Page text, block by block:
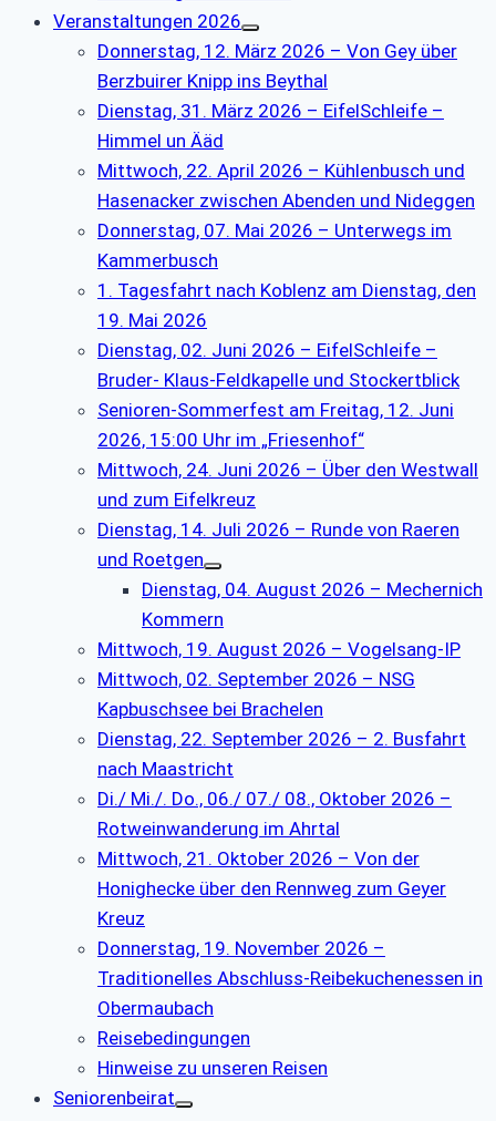
Veranstaltungen 2026
Donnerstag, 12. März 2026 – Von Gey über
Berzbuirer Knipp ins Beythal
Dienstag, 31. März 2026 – EifelSchleife –
Himmel un Ääd
Mittwoch, 22. April 2026 – Kühlenbusch und
Hasenacker zwischen Abenden und Nideggen
Donnerstag, 07. Mai 2026 – Unterwegs im
Kammerbusch
1. Tagesfahrt nach Koblenz am Dienstag, den
19. Mai 2026
Dienstag, 02. Juni 2026 – EifelSchleife –
Bruder- Klaus-Feldkapelle und Stockertblick
Senioren-Sommerfest am Freitag, 12. Juni
2026, 15:00 Uhr im „Friesenhof“
Mittwoch, 24. Juni 2026 – Über den Westwall
und zum Eifelkreuz
Dienstag, 14. Juli 2026 – Runde von Raeren
und Roetgen
Dienstag, 04. August 2026 – Mechernich
Kommern
Mittwoch, 19. August 2026 – Vogelsang-IP
Mittwoch, 02. September 2026 – NSG
Kapbuschsee bei Brachelen
Dienstag, 22. September 2026 – 2. Busfahrt
nach Maastricht
Di./ Mi./. Do., 06./ 07./ 08., Oktober 2026 –
Rotweinwanderung im Ahrtal
Mittwoch, 21. Oktober 2026 – Von der
Honighecke über den Rennweg zum Geyer
Kreuz
Donnerstag, 19. November 2026 –
Traditionelles Abschluss-Reibekuchenessen in
Obermaubach
Reisebedingungen
Hinweise zu unseren Reisen
Seniorenbeirat